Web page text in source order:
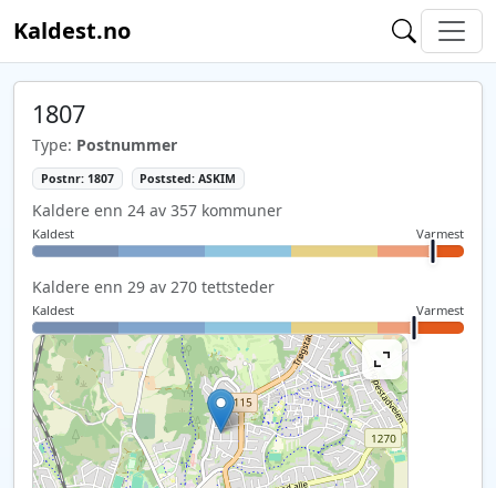
Kaldest.no
1807
Type: Postnummer
Postnr: 1807 Poststed: ASKIM
Kaldere enn 24 av 357 kommuner
Kaldest Varmest
Kaldere enn 29 av 270 tettsteder
Kaldest Varmest